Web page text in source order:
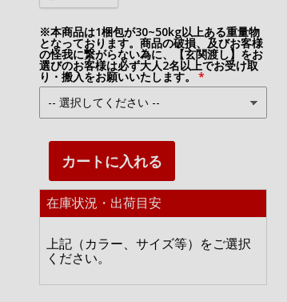
※本商品は1梱包が30~50kg以上ある重量物
となっております。商品の破損、及びお客様
の怪我に繋がらない為に、【玄関渡し】をお
選びのお客様は必ず大人2名以上でお受け取
り・搬入をお願いいたします。
カートに入れる
在庫状況・出荷目安
上記（カラー、サイズ等）をご選択
ください。